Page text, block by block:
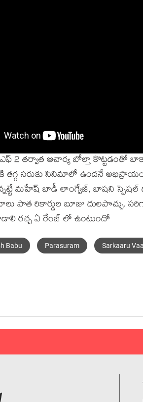
2 తర్వాత ఆచార్య బోల్తా కొట్టడంతో
తగ్గ సరుకు సినిమాలో ఉందనే
మహేష్ బాడీ లాంగ్వేజ్, బాషని
పాత రికార్డుల బూజు దులపొచ్చు.
రచ్చ ఏ రేంజ్ లో ఉంటుందో
Babu Parasuram Sarkaaru